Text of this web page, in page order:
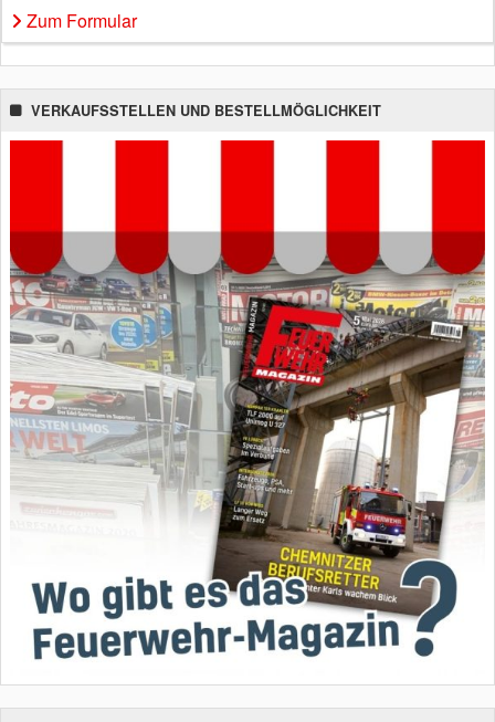
Zum Formular
VERKAUFSSTELLEN UND BESTELLMÖGLICHKEIT